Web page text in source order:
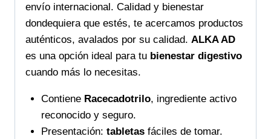
envío internacional. Calidad y bienestar
dondequiera que estés, te acercamos productos
auténticos, avalados por su calidad. ALKA AD
es una opción ideal para tu bienestar digestivo
cuando más lo necesitas.
Contiene Racecadotrilo, ingrediente activo
reconocido y seguro.
Presentación: tabletasfáciles de tomar.